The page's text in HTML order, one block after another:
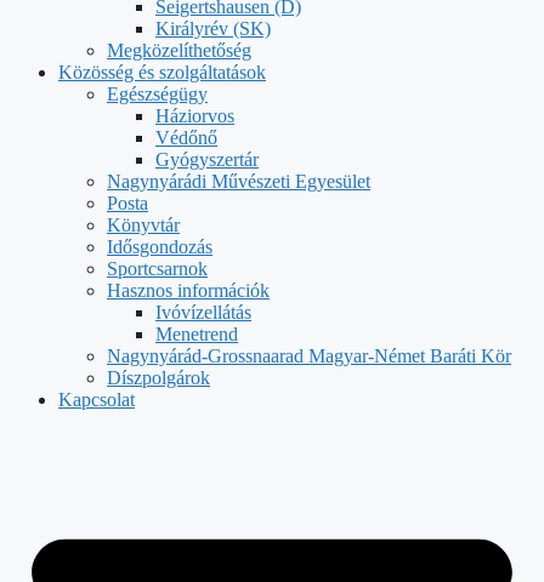
Seigertshausen (D)
Királyrév (SK)
Megközelíthetőség
Közösség és szolgáltatások
Egészségügy
Háziorvos
Védőnő
Gyógyszertár
Nagynyárádi Művészeti Egyesület
Posta
Könyvtár
Idősgondozás
Sportcsarnok
Hasznos információk
Ivóvízellátás
Menetrend
Nagynyárád-Grossnaarad Magyar-Német Baráti Kör
Díszpolgárok
Kapcsolat